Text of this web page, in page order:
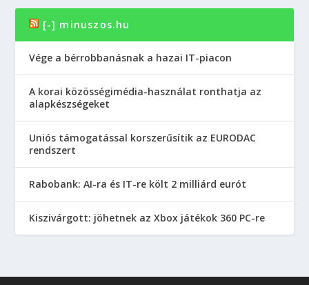
[-] minuszos.hu
Vége a bérrobbanásnak a hazai IT-piacon
A korai közösségimédia-használat ronthatja az
alapkészségeket
Uniós támogatással korszerűsítik az EURODAC
rendszert
Rabobank: AI-ra és IT-re költ 2 milliárd eurót
Kiszivárgott: jöhetnek az Xbox játékok 360 PC-re